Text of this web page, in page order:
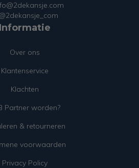
Informatie
Over ons
Klantenservice
Klachten
Partner worden?
& retourneren
voorwaarden
Privacy Policy